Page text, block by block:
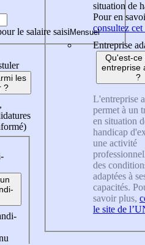
le salaire saisi
les
?
situation de
Pour en
consultez
Entreprise
Qu'est-ce
entreprise
?
L'entreprise
permet à un
en situation
handicap
une activité
des
adaptées à
capacités.
savoir plus,
le site de